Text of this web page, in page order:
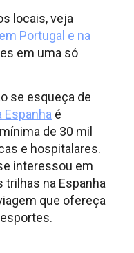
locais, veja
Portugal e na
em uma só
se esqueça de
Espanha é
de 30 mil
e hospitalares.
interessou em
na Espanha
que ofereça